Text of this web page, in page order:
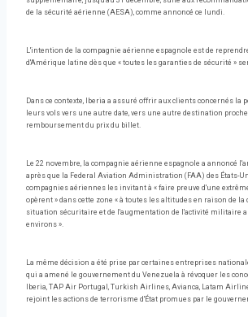
de la sécurité aérienne (AESA), comme annoncé ce lundi.
L'intention de la compagnie aérienne espagnole est de
d'Amérique latine dès que « toutes les garanties de sécurité »
Dans ce contexte, Iberia a assuré offrir aux clients concernés la
leurs vols vers une autre date, vers une autre destination
remboursement du prix du billet.
Le 22 novembre, la compagnie aérienne espagnole a annoncé
après que la Federal Aviation Administration (FAA) des États-
compagnies aériennes les invitant à « faire preuve d'une
opèrent » dans cette zone « à toutes les altitudes en raison de la
situation sécuritaire et de l'augmentation de l'activité militaire
environs ».
La même décision a été prise par certaines entreprises
qui a amené le gouvernement du Venezuela à révoquer les
Iberia, TAP Air Portugal, Turkish Airlines, Avianca, Latam
rejoint les actions de terrorisme d'État promues par le